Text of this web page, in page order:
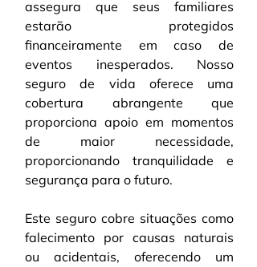
assegura que seus familiares
estarão protegidos
financeiramente em caso de
eventos inesperados. Nosso
seguro de vida oferece uma
cobertura abrangente que
proporciona apoio em momentos
de maior necessidade,
proporcionando tranquilidade e
segurança para o futuro.
Este seguro cobre situações como
falecimento por causas naturais
ou acidentais, oferecendo um